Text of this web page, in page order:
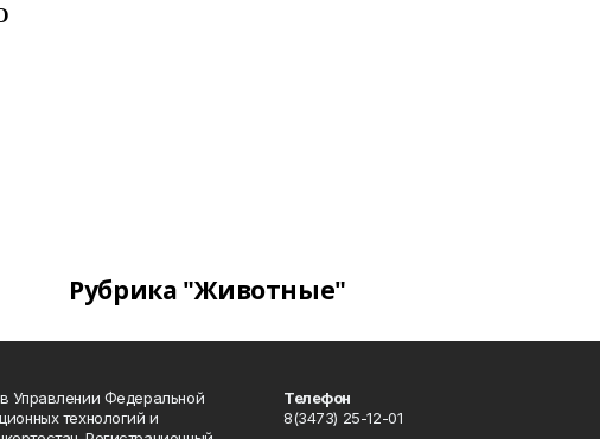
Рубрика "Животные"
Управлении Федеральной
технологий и
Телефон
8(3473) 25-12-01